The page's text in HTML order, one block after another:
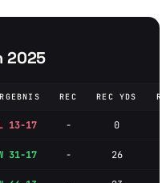
2025
REC REC YDS
13-17 - 0
31-17 - 26